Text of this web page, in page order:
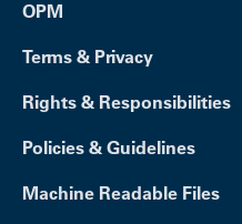
OPM
Terms & Privacy
Rights & Responsibilities
Policies & Guidelines
Machine Readable Files